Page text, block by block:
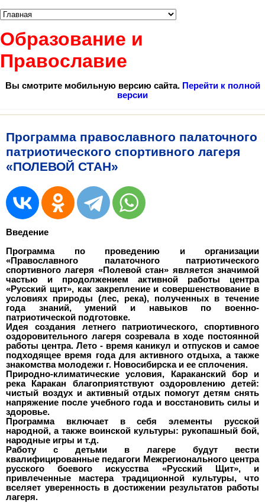
Образование и
Православие
Вы смотрите мобильную версию сайта. Перейти к полной
версии
Программа православного палаточного
патриотического спортивного лагеря
«ПОЛЕВОЙ СТАН»
Введение
Программа по проведению и организации
«Православного палаточного патриотического
спортивного лагеря «Полевой стан» является значимой
частью и продолжением активной работы центра
«Русский щит», как закрепление и совершенствование в
условиях природы (лес, река), полученных в течение
года знаний, умений и навыков по военно-
патриотической подготовке.
Идея создания летнего патриотического, спортивного
оздоровительного лагеря созревала в ходе постоянной
работы центра. Лето - время каникул и отпусков и самое
подходящее время года для активного отдыха, а также
знакомства молодежи г. Новосибирска и ее сплочения.
Природно-климатические условия, Караканский бор и
река Каракан благоприятствуют оздоровлению детей:
чистый воздух и активный отдых помогут детям снять
напряжение после учебного года и восстановить силы и
здоровье.
Программа включает в себя элементы русской
народной, а также воинской культуры: рукопашный бой,
народные игры и т.д.
Работу с детьми в лагере будут вести
квалифицированные педагоги Межрегионального центра
русского боевого искусства «Русский Щит», и
привлеченные мастера традиционной культуры, что
вселяет уверенность в достижении результатов работы
лагеря.